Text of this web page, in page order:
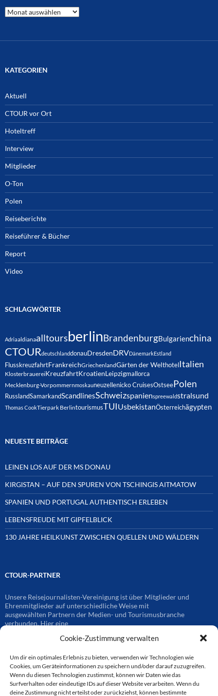
Cookie-Zustimmung verwalten
Um dir ein optimales Erlebnis zu bieten, verwenden wir Technologien wie
Cookies, um Geräteinformationen zu speichern und/oder darauf zuzugreifen.
Wenn du diesen Technologien zustimmst, können wir Daten wie das
Surfverhalten oder eindeutige IDs auf dieser Website verarbeiten. Wenn du
deine Zustimmung nicht erteilst oder zurückziehst, können bestimmte
CTOUR
Archiv
KATEGORIEN
Aktuell
CTOUR vor Ort
Hoteltreff
Interview
Mitglieder
O-Ton
Polen
Reiseberichte
Reiseführer & Bücher
Report
Video
SCHLAGWÖRTER
AdriaaldianaalltoursberlinBrandenburgBulgarienchina
CTOURdeutschlanddonauDresdenDRVDänemarkEstland
FlusskreuzfahrtFrankreichGriechenlandGärten der Welthotel Italien
KlosterbrauereiKreuzfahrtKroatienLeipzigmallorca
Mecklenburg-Vorpommernmoskauneuzellenicko CruisesOstseePolen
RusslandSamarkandScandlinesSchweizspanienspreewaldstralsund
Thomas CookTierpark BerlintourismusTUIUsbekistanÖsterreichägypten
NEUESTE BEITRÄGE
LEINEN LOS AUF DER MS DONAU
KIRGISTAN – AUF DEN SPUREN VON TSCHINGIS AITMATOW
SPANIEN UND PORTUGAL AUTHENTISCH ERLEBEN
LEBENSFREUDE MIT GIPFELBLICK
130 JAHRE HEILKUNST ZWISCHEN QUELLEN UND WÄLDERN
CTOUR-PARTNER
Unsere Reisejournalisten-Vereinigung ist über Mitglieder und
Ehrenmitglieder auf unterschiedliche Weise mit
ausgewählten Partnern der Medien- und Tourismusbranche
verbunden. Hier eine
CTOUR
CTOUR der Club der Tourismus-Journalisten. Wir freuen uns immer